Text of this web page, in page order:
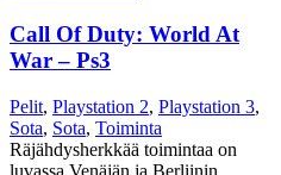
Call Of Duty: World At
War – Ps3
Pelit, Playstation 2, Playstation 3,
Sota, Sota, Toiminta
Räjähdysherkkää toimintaa on
luvassa Venäjän ja Berliinin